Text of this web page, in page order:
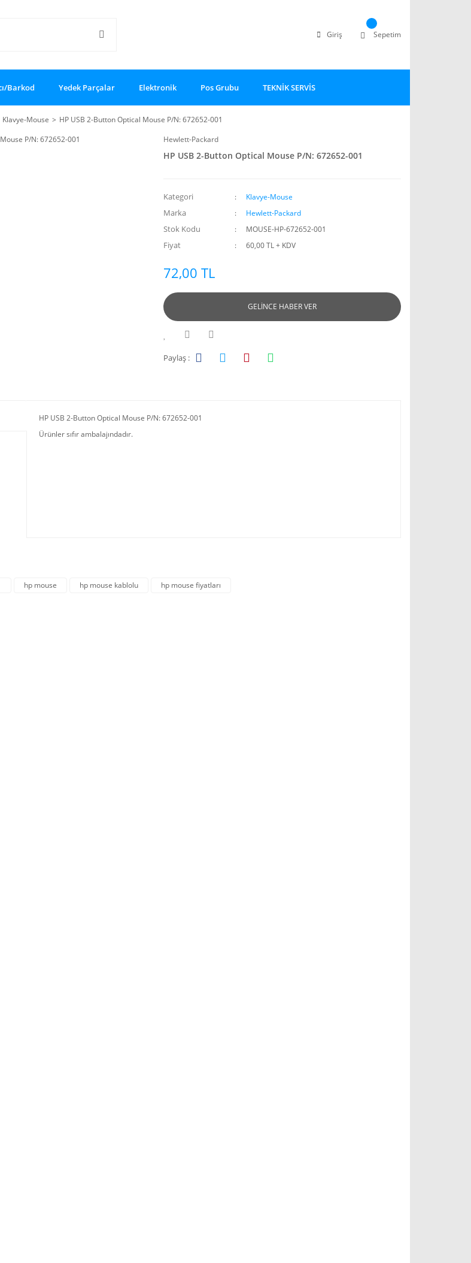
Giriş Sepetim
Barkod Yedek Parçalar Elektronik Pos Grubu TEKNİK SERVİS
Klavye-Mouse
HP USB 2-Button Optical Mouse P/N: 672652-001
Hewlett-Packard
HP USB 2-Button Optical Mouse P/N: 672652-001
Kategori Klavye-Mouse
Marka Hewlett-Packard
Stok Kodu MOUSE-HP-672652-001
Fiyat 60,00 TL + KDV
72,00 TL
GELİNCE HABER VER
Paylaş :
HP USB 2-Button Optical Mouse P/N: 672652-001
Ürünler sıfır ambalajındadır.
hp mouse hp mouse kablolu hp mouse fiyatları